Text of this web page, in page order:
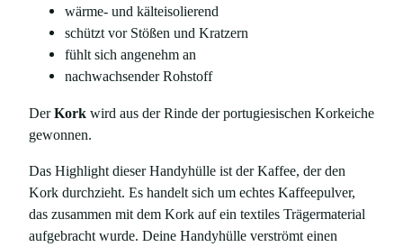
,
r
F
a
i
wärme- und kälteisolierend
schützt vor Stößen und Kratzern
fühlt sich angenehm an
nachwachsender Rohstoff
DerKork wird aus der Rinde der portugiesischen Korkeiche
gewonnen.
Das Highlight dieser Handyhülle ist der Kaffee, der den
Kork durchzieht. Es handelt sich um echtes Kaffeepulver,
das zusammen mit dem Kork auf ein textiles Trägermaterial
aufgebracht wurde. Deine Handyhülle verströmt einen